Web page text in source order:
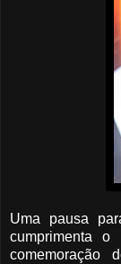
Uma pausa
cumprimenta
comemoração